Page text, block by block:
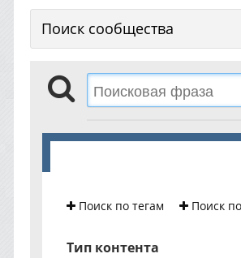
Поиск сообщества
Поиск по тегам Поиск
Тип контента